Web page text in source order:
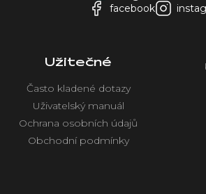
facebook
Užitečné
Často kladené dotazy
Uživatelský manuál
Ochrana osobních údajů
Obchodní podmínky